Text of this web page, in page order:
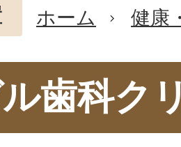
ホーム 健康
歯科ク